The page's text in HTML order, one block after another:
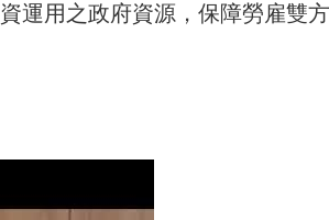
運用之政府資源，保障勞雇雙